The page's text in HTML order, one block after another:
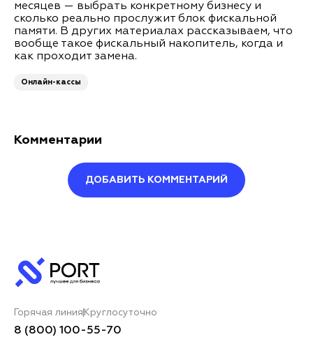
месяцев — выбрать конкретному бизнесу и
сколько реально прослужит блок фискальной
памяти. В других материалах рассказываем, что
вообще такое фискальный накопитель, когда и
как проходит замена.
Онлайн-кассы
Комментарии
ДОБАВИТЬ КОММЕНТАРИЙ
Ваш комментарий*
Горячая линия Круглосуточно
8 (800) 100-55-70